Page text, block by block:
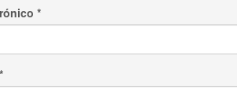
*
*